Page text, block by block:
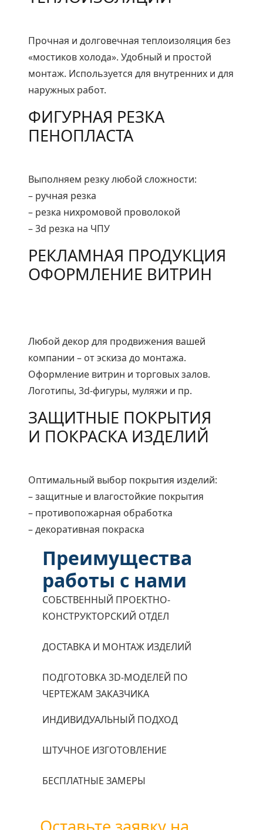
Прочная и долговечная теплоизоляция без
«мостиков холода». Удобный и простой
монтаж. Используется для внутренних и для
наружных работ.
ФИГУРНАЯ РЕЗКА
ПЕНОПЛАСТА
Выполняем резку любой сложности:
– ручная резка
– резка нихромовой проволокой
– 3d резка на ЧПУ
РЕКЛАМНАЯ ПРОДУКЦИЯ
ОФОРМЛЕНИЕ ВИТРИН
Любой декор для продвижения вашей
компании – от эскиза до монтажа.
Оформление витрин и торговых залов.
Логотипы, 3d-фигуры, муляжи и пр.
ЗАЩИТНЫЕ ПОКРЫТИЯ
И ПОКРАСКА ИЗДЕЛИЙ
Оптимальный выбор покрытия изделий:
– защитные и влагостойкие покрытия
– противопожарная обработка
– декоративная покраска
Преимущества
работы с нами
СОБСТВЕННЫЙ ПРОЕКТНО-
КОНСТРУКТОРСКИЙ ОТДЕЛ
ДОСТАВКА И МОНТАЖ ИЗДЕЛИЙ
ПОДГОТОВКА 3D-МОДЕЛЕЙ ПО
ЧЕРТЕЖАМ ЗАКАЗЧИКА
ИНДИВИДУАЛЬНЫЙ ПОДХОД
ШТУЧНОЕ ИЗГОТОВЛЕНИЕ
БЕСПЛАТНЫЕ ЗАМЕРЫ